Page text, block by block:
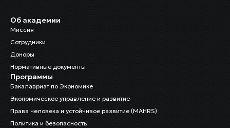
Об академии
Миссия
Сотрудники
Доноры
Нормативные документы
Программы
Бакалавриат по Экономике
Экономическое управление и развитие
Права человека и устойчивое развитие (MAHRS)
Политика и безопасность